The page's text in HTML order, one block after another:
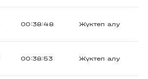
00:38:48 Жүктеп алу
00:38:53 Жүктеп алу